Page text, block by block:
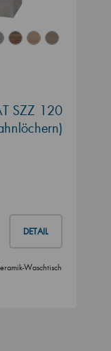
SZZ 120
DETAIL
Waschtisch